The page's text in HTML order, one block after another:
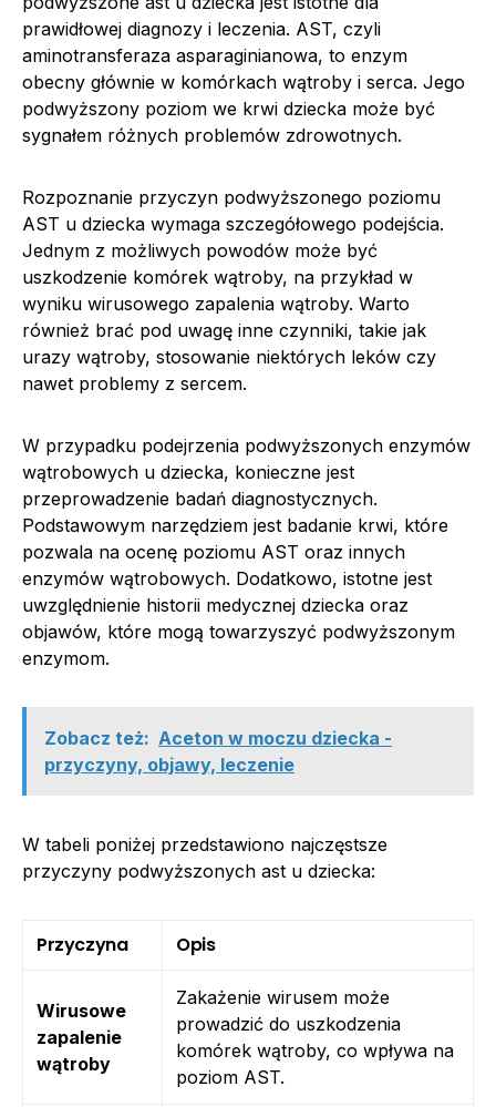
prawidłowej diagnozy i leczenia. AST, czyli
aminotransferaza asparaginianowa, to enzym
obecny głównie w komórkach wątroby i serca. Jego
podwyższony poziom we krwi dziecka może być
sygnałem różnych problemów zdrowotnych.
Rozpoznanie przyczyn podwyższonego poziomu
AST u dziecka wymaga szczegółowego podejścia.
Jednym z możliwych powodów może być
uszkodzenie komórek wątroby, na przykład w
wyniku wirusowego zapalenia wątroby. Warto
również brać pod uwagę inne czynniki, takie jak
urazy wątroby, stosowanie niektórych leków czy
nawet problemy z sercem.
W przypadku podejrzenia podwyższonych enzymów
wątrobowych u dziecka, konieczne jest
przeprowadzenie badań diagnostycznych.
Podstawowym narzędziem jest badanie krwi, które
pozwala na ocenę poziomu AST oraz innych
enzymów wątrobowych. Dodatkowo, istotne jest
uwzględnienie historii medycznej dziecka oraz
objawów, które mogą towarzyszyć podwyższonym
enzymom.
Zobacz też: Aceton w moczu dziecka -
przyczyny, objawy, leczenie
W tabeli poniżej przedstawiono najczęstsze
przyczyny podwyższonych ast u dziecka:
Przyczyna Opis
Wirusowe
zapalenie
wątroby
Zakażenie wirusem może
prowadzić do uszkodzenia
komórek wątroby, co wpływa na
poziom AST.